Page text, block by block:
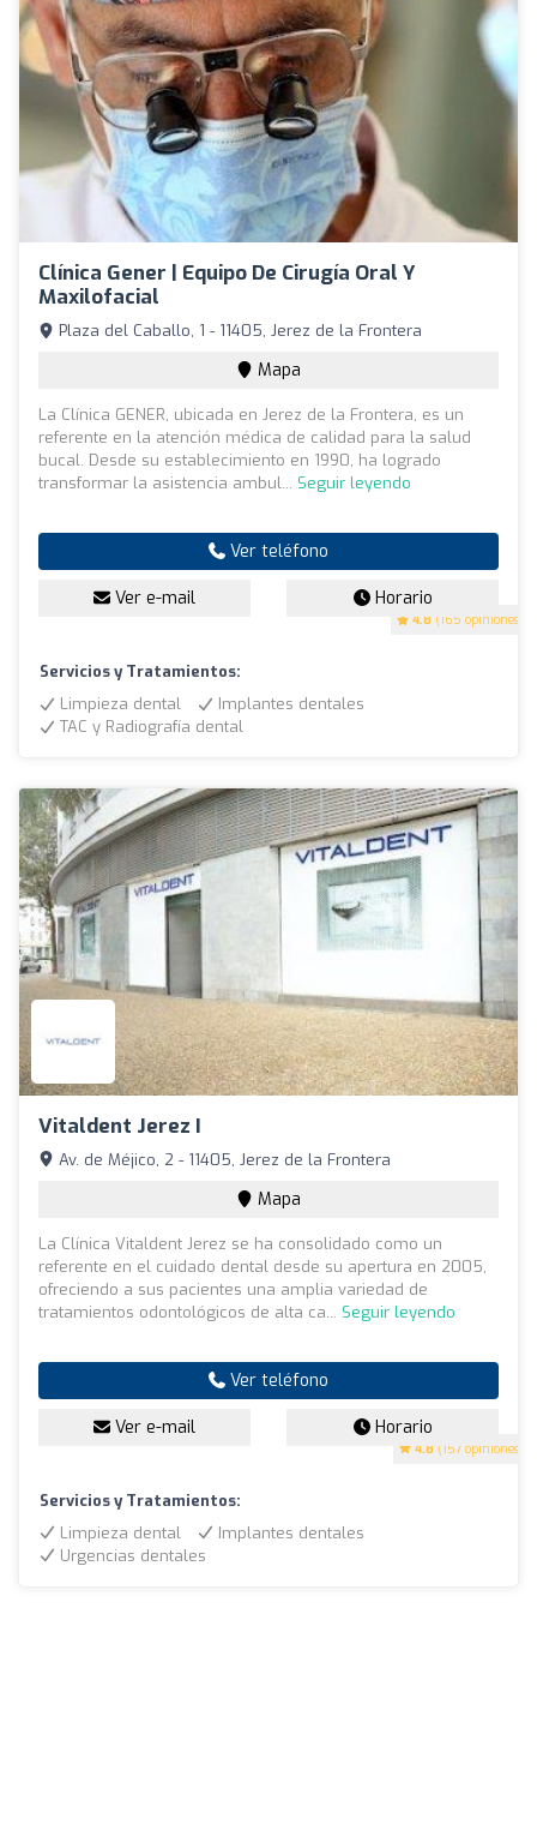
Clínica Gener | Equipo De Cirugía Oral Y
Maxilofacial
4.8 (165 opiniones)
Plaza del Caballo, 1 - 11405, Jerez de la Frontera
Mapa
La Clínica GENER, ubicada en Jerez de la Frontera, es un
referente en la atención médica de calidad para la salud
bucal. Desde su establecimiento en 1990, ha logrado
transformar la asistencia ambul... Seguir leyendo
Ver teléfono
Ver e-mail Horario
Servicios y Tratamientos:
Limpieza dental
Implantes dentales
TAC y Radiografía dental
Vitaldent Jerez I
4.8 (157 opiniones)
Av. de Méjico, 2 - 11405, Jerez de la Frontera
Mapa
La Clínica Vitaldent Jerez se ha consolidado como un
referente en el cuidado dental desde su apertura en 2005,
ofreciendo a sus pacientes una amplia variedad de
tratamientos odontológicos de alta ca... Seguir leyendo
Ver teléfono
Ver e-mail Horario
Servicios y Tratamientos:
Limpieza dental
Implantes dentales
Urgencias dentales